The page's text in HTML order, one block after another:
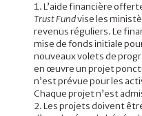
L’aide financière
Trust Fundvise les
revenus réguliers. Le
mise de fonds initiale
nouveaux volets de
en œuvre un projet
n’est prévue pour les
Chaque projet n’est
Les projets doivent